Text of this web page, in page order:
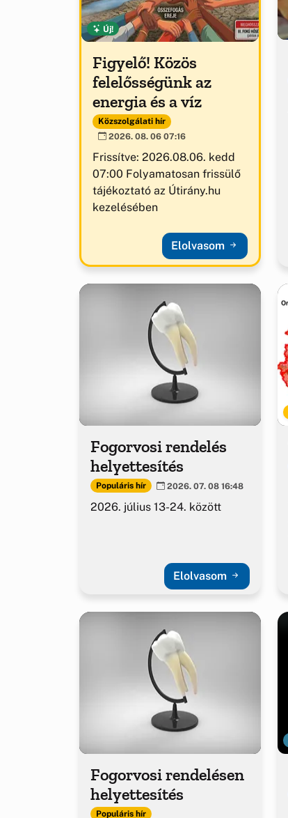
Új!
Figyelő! Közös
felelősségünk az
energia és a víz
Közszolgálati hír
2026. 08. 06 07:16
Frissítve: 2026.08.06. kedd
07:00 Folyamatosan frissülő
tájékoztató az Útirány.hu
kezelésében
Elolvasom
Fogorvosi rendelés
helyettesítés
Populáris hír 2026. 07. 08 16:48
2026. július 13-24. között
Elolvasom
Fogorvosi rendelésen
helyettesítés
Populáris hír